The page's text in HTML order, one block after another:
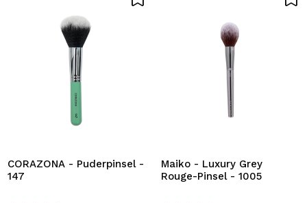
CORAZONA - Puderpinsel -
147
Maiko - Luxury Grey
Rouge-Pinsel - 1005